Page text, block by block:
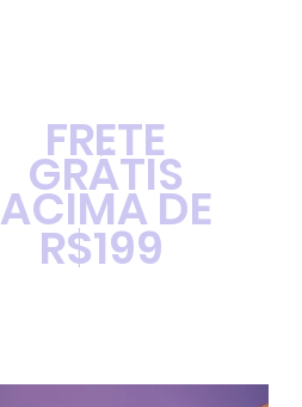
FRETE
GRÁTIS
ACIMA DE
R$199